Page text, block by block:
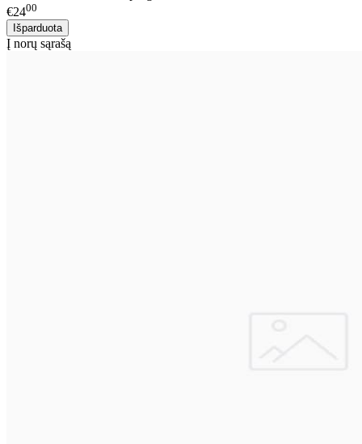
€2400
Į norų sąrašą